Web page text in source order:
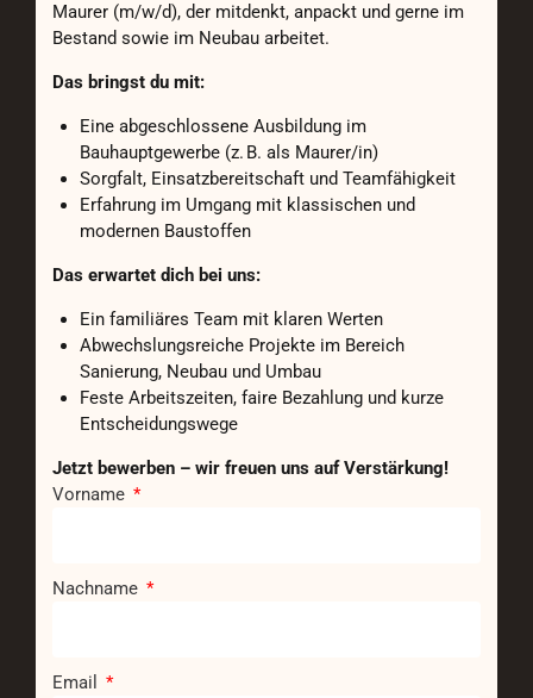
Maurer (m/w/d), der mitdenkt, anpackt und gerne im
Bestand sowie im Neubau arbeitet.
Das bringst du mit:
Eine abgeschlossene Ausbildung im
Bauhauptgewerbe (z. B. als Maurer/in)
Sorgfalt, Einsatzbereitschaft und Teamfähigkeit
Erfahrung im Umgang mit klassischen und
modernen Baustoffen
Das erwartet dich bei uns:
Ein familiäres Team mit klaren Werten
Abwechslungsreiche Projekte im Bereich
Sanierung, Neubau und Umbau
Feste Arbeitszeiten, faire Bezahlung und kurze
Entscheidungswege
Jetzt bewerben – wir freuen uns auf Verstärkung!
Vorname
Nachname
Email